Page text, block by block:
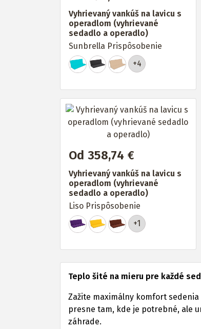
Vyhrievaný vankúš na lavicu s
operadlom (vyhrievané
sedadlo a operadlo)
Sunbrella Prispôsobenie
+4
Od 358,74 €
Vyhrievaný vankúš na lavicu s
operadlom (vyhrievané
sedadlo a operadlo)
Liso Prispôsobenie
+1
Teplo šité na mieru pre každé
Zažite maximálny komfort
presne tam, kde je potrebné, ale
záhrade.